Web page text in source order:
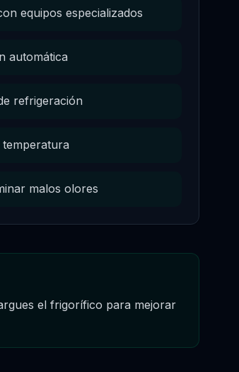
equipos especializados
automática
refrigeración
malos olores
el frigorífico para mejorar